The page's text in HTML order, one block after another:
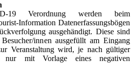
19 Verordnung werden beim
Information Datenerfassungsbögen
ausgehändigt. Diese sind
innen ausgefüllt am Eingang
Veranstaltung wird, je nach gültiger
nur mit Vorlage eines negativen